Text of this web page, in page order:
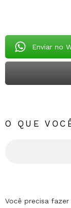
Enviar no
O QUE
Deixe
Você precisa fazer